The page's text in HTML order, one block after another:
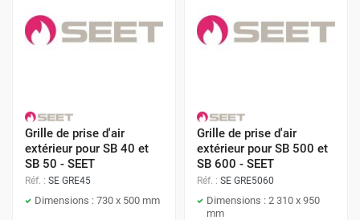
Grille de prise d'air
extérieur pour SB 40 et
SB 50 - SEET
Réf. : SE GRE45
Dimensions : 730 x 500 mm
Grille de prise d'air
extérieur pour SB 500 et
SB 600 - SEET
Réf. : SE GRE5060
Dimensions : 2 310 x 950
mm